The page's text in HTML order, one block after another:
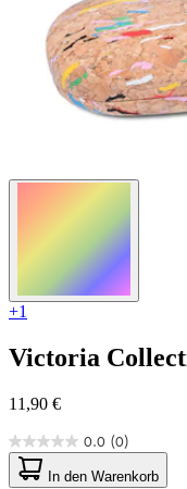
+1
Victoria
11,90 €
0.0 (0)
0.0
von
In den Warenkorb